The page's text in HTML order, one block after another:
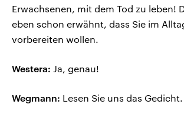
Erwachsenen, mit dem Tod zu leben!
eben schon erwähnt, dass Sie im
vorbereiten wollen.
Westera: Ja, genau!
Wegmann: Lesen Sie uns das Gedicht.